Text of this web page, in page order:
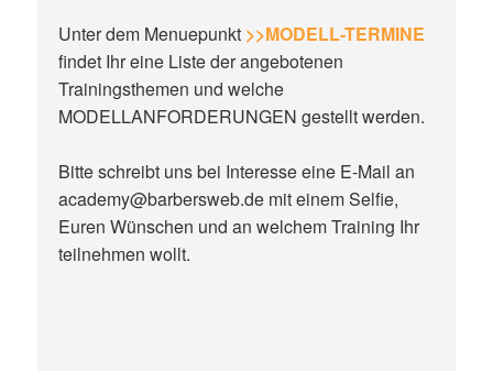
Unter dem Menuepunkt >>MODELL-TERMINE
findet Ihr eine Liste der angebotenen
Trainingsthemen und welche
MODELLANFORDERUNGEN gestellt werden.
Bitte schreibt uns bei Interesse eine E-Mail an
academy@barbersweb.de mit einem Selfie,
Euren Wünschen und an welchem Training Ihr
teilnehmen wollt.